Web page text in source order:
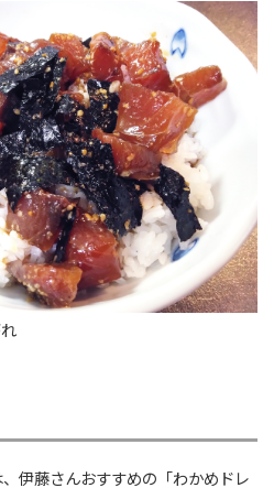
伊藤さんおすすめの「わかめドレ